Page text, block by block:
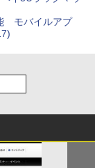
モバイルアプ